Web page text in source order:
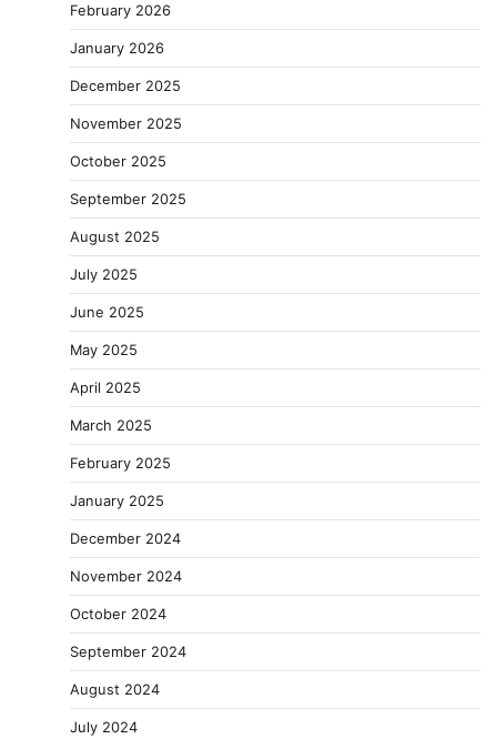
February 2026
January 2026
December 2025
November 2025
October 2025
September 2025
August 2025
July 2025
June 2025
May 2025
April 2025
March 2025
February 2025
January 2025
December 2024
November 2024
October 2024
September 2024
August 2024
July 2024